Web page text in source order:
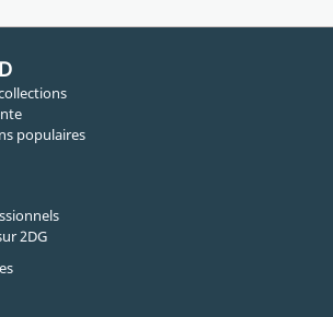
populaires
2DG